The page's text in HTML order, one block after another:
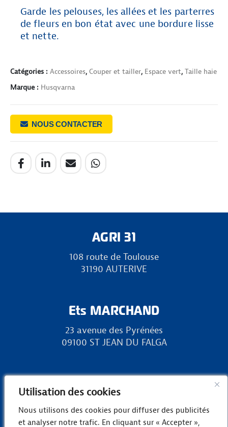
Utilisation des cookies
Nous utilisons des cookies pour diffuser des publicités
et analyser notre trafic. En cliquant sur « Accepter »,
Garde les pelouses, les allées et les parterres
de fleurs en bon état avec une bordure lisse
et nette.
Catégories : Accessoires, Couper et tailler, Espace vert, Taille haie
Marque : Husqvarna
NOUS CONTACTER
AGRI 31
108 route de Toulouse
31190 AUTERIVE
Ets MARCHAND
23 avenue des Pyrénées
09100 ST JEAN DU FALGA
RURAL 31
31800 LANDORTHE